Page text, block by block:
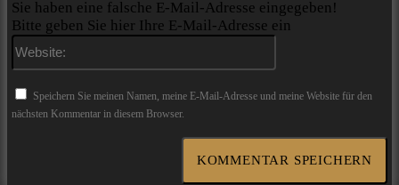
Sie haben eine falsche E-Mail-Adresse eingegeben!
Bitte geben Sie hier Ihre E-Mail-Adresse ein
Speichern Sie meinen Namen, meine E-Mail-Adresse und meine Website für den
nächsten Kommentar in diesem Browser.